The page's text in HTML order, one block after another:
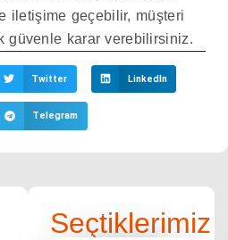
iletişime geçebilir, müşteri
güvenle karar verebilirsiniz.
Twitter LinkedIn
Telegram
Seçtiklerimiz